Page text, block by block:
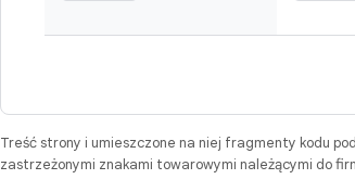
Treść strony i umieszczone na niej fragmenty kodu
zastrzeżonymi znakami towarowymi należącymi do